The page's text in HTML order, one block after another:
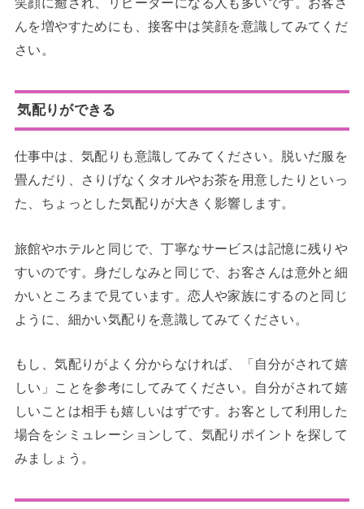
んを増やすためにも、接客中は笑顔を意識してみてくだ
さい。
気配りができる
仕事中は、気配りも意識してみてください。脱いだ服を
畳んだり、さりげなくタオルやお茶を用意したりといっ
た、ちょっとした気配りが大きく影響します。
旅館やホテルと同じで、丁寧なサービスは記憶に残りや
すいのです。身だしなみと同じで、お客さんは意外と細
かいところまで見ています。恋人や家族にするのと同じ
ように、細かい気配りを意識してみてください。
もし、気配りがよく分からなければ、「自分がされて嬉
しい」ことを参考にしてみてください。自分がされて嬉
しいことは相手も嬉しいはずです。お客として利用した
場合をシミュレーションして、気配りポイントを探して
みましょう。